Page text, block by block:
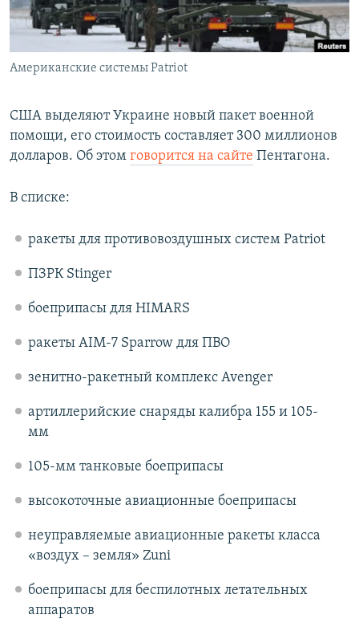
ПОБЕДИТЕЛЕЙ НЕ СУДЯТ?
КРЫМ.НЕПОКОРЕННЫЙ
ELIFBE
ПРИСОЕДИНЯЙТЕСЬ!
Все сайты RFE/RL
Американские системы Patriot
США выделяют Украине новый пакет военной
помощи, его стоимость составляет 300 миллионов
долларов. Об этом говорится на сайте Пентагона.
В списке:
ракеты для противовоздушных систем Patriot
ПЗРК Stinger
боеприпасы для HIMARS
ракеты AIM-7 Sparrow для ПВО
зенитно-ракетный комплекс Avenger
артиллерийские снаряды калибра 155 и 105-
мм
105-мм танковые боеприпасы
высокоточные авиационные боеприпасы
неуправляемые авиационные ракеты класса
«воздух – земля» Zuni
боеприпасы для беспилотных летательных
аппаратов